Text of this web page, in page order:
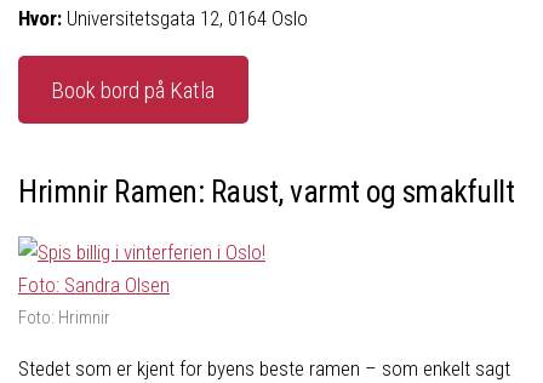
Hvor: Universitetsgata 12, 0164 Oslo
Book bord på Katla
Hrimnir Ramen: Raust, varmt og smakfullt
Foto: Hrimnir
Stedet som er kjent for byens beste ramen – som enkelt sagt